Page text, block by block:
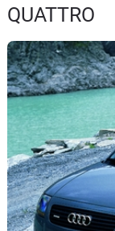
Guide
d'achat
Electriques
Utilitaires
Flottes
Auto
Services
QUATTRO